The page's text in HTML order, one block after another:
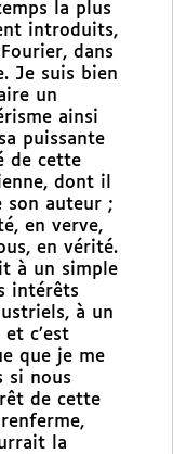
la plus
introduits,
dans
Je suis bien
un
ainsi
puissante
de cette
dont il
son auteur ;
en verve,
en vérité.
à un simple
intérêts
à un
c’est
que je me
si nous
de cette
la